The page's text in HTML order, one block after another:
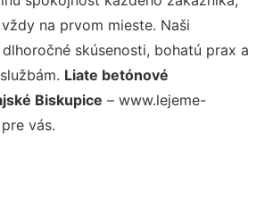
na prvom mieste. Naši
skúsenosti, bohatú prax a
Liate betónové
Biskupice – www.lejeme-
vás.